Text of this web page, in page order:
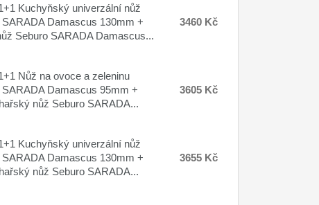
Kuchyňský univerzální nůž
SARADA Damascus 130mm +
Seburo SARADA Damascus...
3460 Kč
Nůž na ovoce a zeleninu
SARADA Damascus 95mm +
nůž Seburo SARADA...
3605 Kč
Kuchyňský univerzální nůž
SARADA Damascus 130mm +
nůž Seburo SARADA...
3655 Kč